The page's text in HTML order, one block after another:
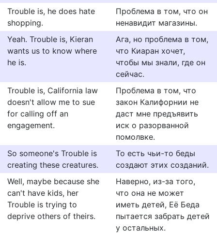
Trouble is, he does hate
shopping.
Проблема в том, что он
ненавидит магазины.
Yeah. Trouble is, Kieran
wants us to know where
he is.
Ага, но проблема в том,
что Киаран хочет,
чтобы мы знали, где он
сейчас.
Trouble is, California law
doesn't allow me to sue
for calling off an
engagement.
Проблема в том, что
закон Калифорнии не
даст мне предъявить
иск о разорванной
помолвке.
So someone's Trouble is
creating these creatures.
То есть чьи-то беды
создают этих созданий.
Well, maybe because she
can't have kids, her
Trouble is trying to
deprive others of theirs.
Наверно, из-за того,
что она не может
иметь детей, Её Беда
пытается забрать детей
у остальных.